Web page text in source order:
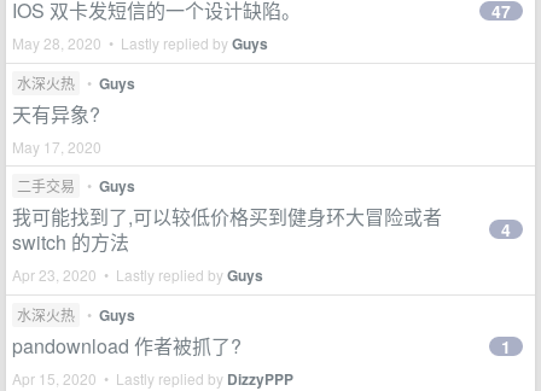
IOS 双卡发短信的一个设计缺陷。
May 28, 2020 • Lastly replied byGuys
47
水深火热 • Guys
天有异象?
May 17, 2020
二手交易
• Guys
我可能找到了,可以较低价格买到健身环大冒险或者
switch 的方法
Apr 23, 2020 • Lastly replied byGuys
4
水深火热 • Guys
pandownload 作者被抓了?
Apr 15, 2020 • Lastly replied by DizzyPPP
1